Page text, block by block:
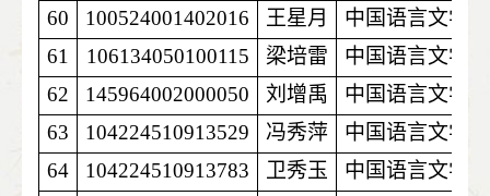
60
100524001402016 王星月
中国语言文学
61
106134050100115 梁培雷 中国语言文学
62
145964002000050 刘增禹 中国语言文学
63
104224510913529 冯秀萍 中国语言文学
64
104224510913783 卫秀玉 中国语言文学